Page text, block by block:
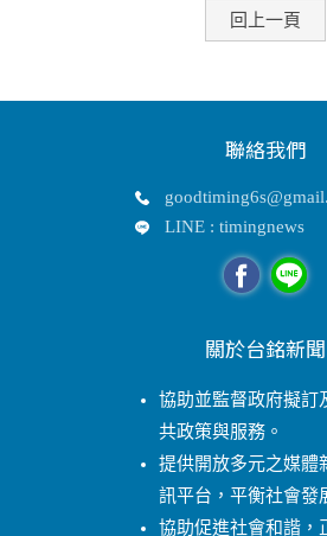
回上一頁
聯絡我們
LINE : timingnews
關於台銘新聞
協助並監督政府擬訂
共政策與服務。
提供開放多元之媒體
訊平台，平衡社會發
協助促進社會和諧，